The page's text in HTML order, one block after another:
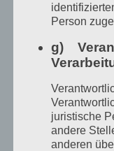
Monika
Person
g)
juristische
andere
anderen